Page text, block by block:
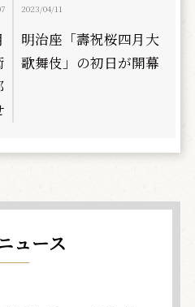
2023/04/11
明治座「壽祝桜四月大
歌舞伎」の初日が開幕
ュース